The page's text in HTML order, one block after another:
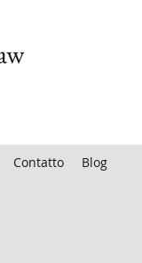
Contatto Blog